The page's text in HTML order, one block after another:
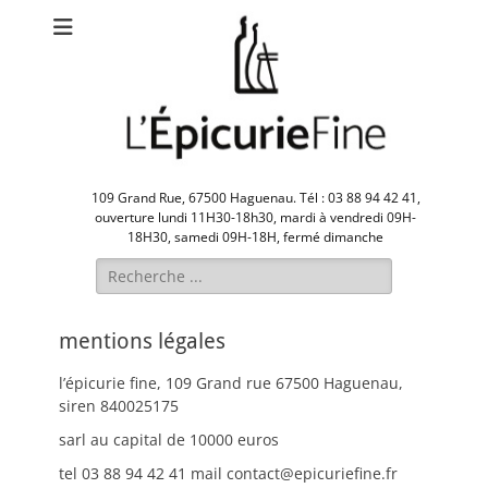
109 Grand Rue, 67500 Haguenau. Tél : 03 88 94 42 41,
ouverture lundi 11H30-18h30, mardi à vendredi 09H-
18H30, samedi 09H-18H, fermé dimanche
Rechercher :
mentions légales
l’épicurie fine, 109 Grand rue 67500 Haguenau,
siren 840025175
sarl au capital de 10000 euros
tel 03 88 94 42 41 mail contact@epicuriefine.fr